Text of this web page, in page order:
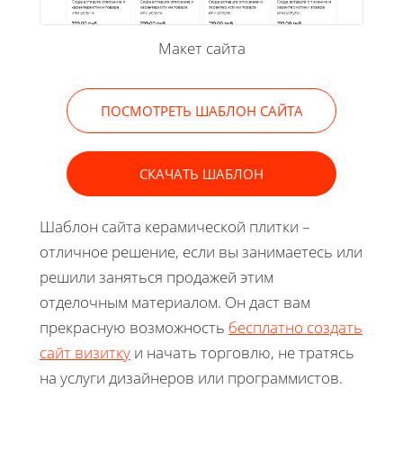
Макет сайта
ПОСМОТРЕТЬ ШАБЛОН САЙТА
СКАЧАТЬ ШАБЛОН
Шаблон сайта керамической плитки –
отличное решение, если вы занимаетесь или
решили заняться продажей этим
отделочным материалом. Он даст вам
прекрасную возможность бесплатно создать
сайт визитку и начать торговлю, не тратясь
на услуги дизайнеров или программистов.